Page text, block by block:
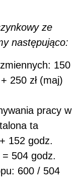
ze
następująco:
150
250 zł (maj)
pracy w
ta
152 godz.
504 godz.
600 / 504